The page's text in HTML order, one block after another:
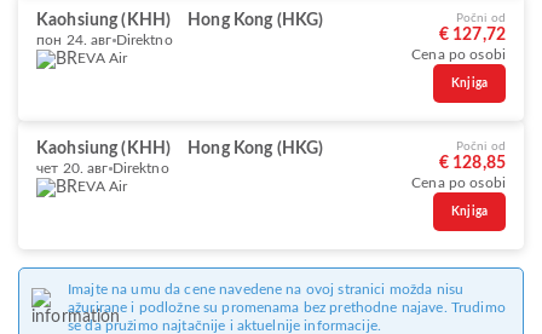
Kaohsiung (KHH) Hong Kong (HKG)
пон 24. авг Direktno
EVA Air
Počni od
€ 127,72
Cena po osobi
Knjiga
Kaohsiung (KHH) Hong Kong (HKG)
чет 20. авг Direktno
EVA Air
Počni od
€ 128,85
Cena po osobi
Knjiga
Imajte na umu da cene navedene na ovoj stranici možda nisu
ažurirane i podložne su promenama bez prethodne najave. Trudimo
se da pružimo najtačnije i aktuelnije informacije.